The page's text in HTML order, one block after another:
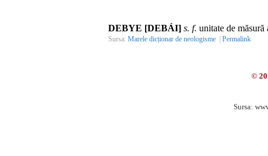
DEBYE [DEBÁI] s. f. unitate de
Sursa: Marele dicționar de neologisme | Permalink
©
Sursa: